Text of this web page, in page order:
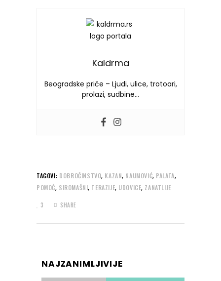
Kaldrma
Beogradske priče – Ljudi, ulice, trotoari,
prolazi, sudbine…
TAGOVI: DOBROČINSTVO, KAZAN, NAUMOVIĆ, PALATA,
POMOĆ, SIROMAŠNI, TERAZIJE, UDOVICE, ZANATLIJE
3 SHARE
NAJZANIMLJIVIJE